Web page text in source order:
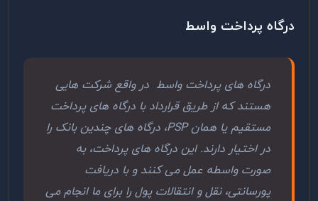
درگاه پرداخت واسط
درگاه ‌های پرداخت واسط در واقع شرکت هایی
هستند که از طریق قرارداد با درگاه های پرداخت
مستقیم یا همان PSP، درگاه های چندین بانک را
در اختیار دارند. این درگاه های پرداخت، به
صورت واسطه عمل می کنند و با دریافت
پورسانتی، نقل و انتقالات پول را برای ما انجام می